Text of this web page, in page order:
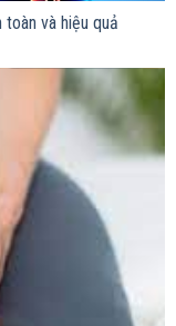
và hiệu quả